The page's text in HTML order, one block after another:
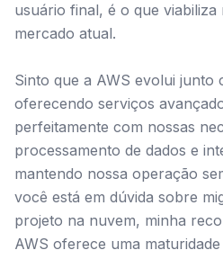
usuário final, é o que viabiliza
mercado atual.
Sinto que a AWS evolui junto
oferecendo serviços
perfeitamente com nossas
processamento de dados e
mantendo nossa operação
você está em dúvida sobre
projeto na nuvem, minha
AWS oferece uma